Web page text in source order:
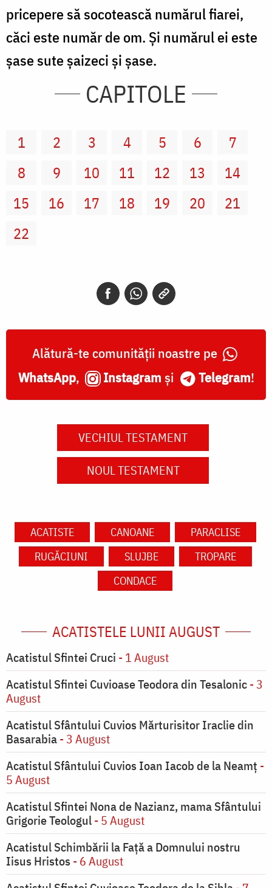
pricepere să socotească numărul fiarei,
căci este număr de om. Şi numărul ei este
şase sute şaizeci şi şase.
CAPITOLE
1 2 3 4 5 6
7
8
9 10 11 12 13
14
15
16 17 18 19 20
21
22
Alătură-te comunității noastre pe
WhatsApp, Instagram și Telegram!
VECHIUL TESTAMENT
NOUL TESTAMENT
ACATISTE CANOANE
PARACLISE
RUGĂCIUNI
SLUJBE
TROPARE
CONDACE
ACATISTELE LUNII AUGUST
Acatistul Sfintei Cruci - 1 August
Acatistul Sfintei Cuvioase Teodora din Tesalonic- 3
August
Acatistul Sfântului Cuvios Mărturisitor Iraclie din
Basarabia- 3 August
Acatistul Sfântului Cuvios Ioan Iacob de la Neamț -
5 August
Acatistul Sfintei Nona de Nazianz, mama Sfântului
Grigorie Teologul- 5 August
Acatistul Schimbării la Faţă a Domnului nostru
Iisus Hristos - 6 August